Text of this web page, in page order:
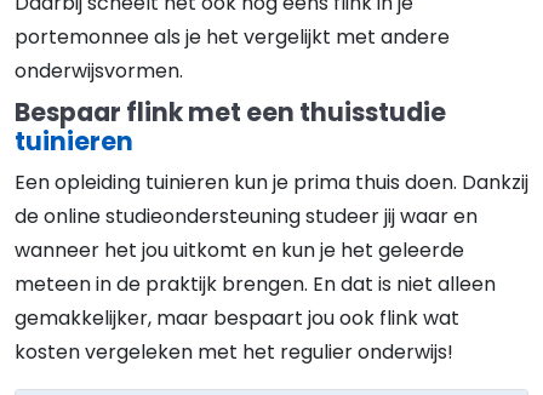
portemonnee als je het vergelijkt met andere
onderwijsvormen.
Bespaar flink met een thuisstudie
tuinieren
Een opleiding tuinieren kun je prima thuis doen. Dankzij
de online studieondersteuning studeer jij waar en
wanneer het jou uitkomt en kun je het geleerde
meteen in de praktijk brengen. En dat is niet alleen
gemakkelijker, maar bespaart jou ook flink wat
kosten vergeleken met het regulier onderwijs!